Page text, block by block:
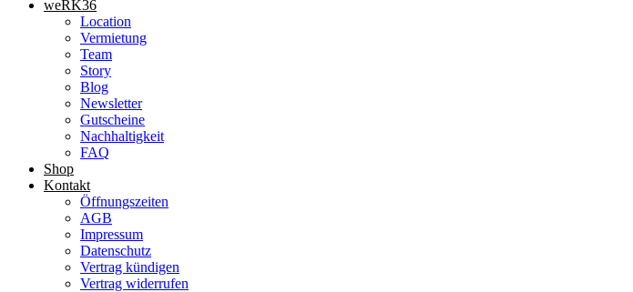
weRK36
Location
Vermietung
Team
Story
Blog
Newsletter
Gutscheine
Nachhaltigkeit
FAQ
Shop
Kontakt
Öffnungszeiten
AGB
Impressum
Datenschutz
Vertrag kündigen
Vertrag widerrufen